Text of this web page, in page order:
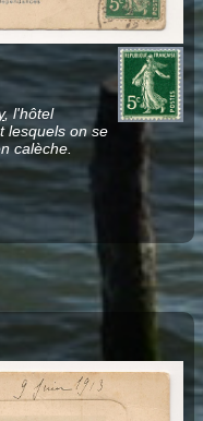
, l'hôtel
lesquels on se
calèche.